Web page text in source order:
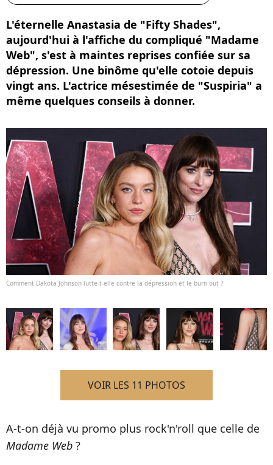
L'éternelle Anastasia de "Fifty Shades",
aujourd'hui à l'affiche du compliqué "Madame
Web", s'est à maintes reprises confiée sur sa
dépression. Une binôme qu'elle cotoie depuis
vingt ans. L'actrice mésestimée de "Suspiria" a
même quelques conseils à donner.
Comment Dakota Johnson lutte-t-elle contre la dépression et le burn out ?
VOIR LES 11 PHOTOS
A-t-on déjà vu promo plus rock'n'roll que celle de
Madame Web ?